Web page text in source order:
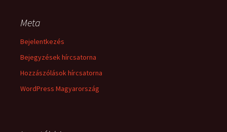
Meta
Bejelentkezés
Bejegyzések hírcsatorna
Hozzászólások hírcsatorna
WordPress Magyarország